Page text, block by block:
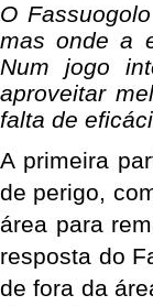
O
mas onde a
Num jogo
aproveitar
falta de
A primeira
de perigo,
área para
resposta do
de fora da